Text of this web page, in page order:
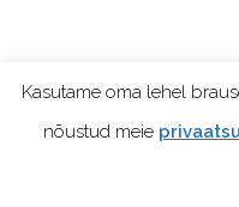
Kasutame oma lehel
nõustud meie